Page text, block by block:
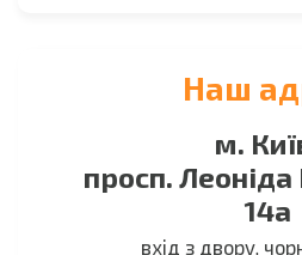
Наш
м.
просп.
14а
вхід з двору,